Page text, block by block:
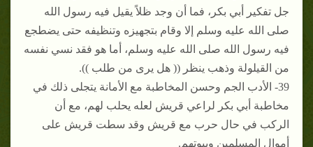
جل تفكير أبي بكر، فما أن وجد ظلاً يقيل فيه رسول الله
صلى الله عليه وسلم إلا وقام بتجهيزه وتنظيفه حتى يضطجع
فيه رسول الله صلى الله عليه وسلم، أما هو فقد نسي نفسه
من القيلولة وذهب ينظر (( هل يرى من طلب )).
39- الأدب الجم وحسن المخاطبة مع الأمانة يتجلى ذلك في
مخاطبة أبي بكر لراعي قريش لعله يحلب لهم، مع أن
الركب في حال حرب مع قريش وقد سطت قريش على
أموال المسلمين وبيوتهم.